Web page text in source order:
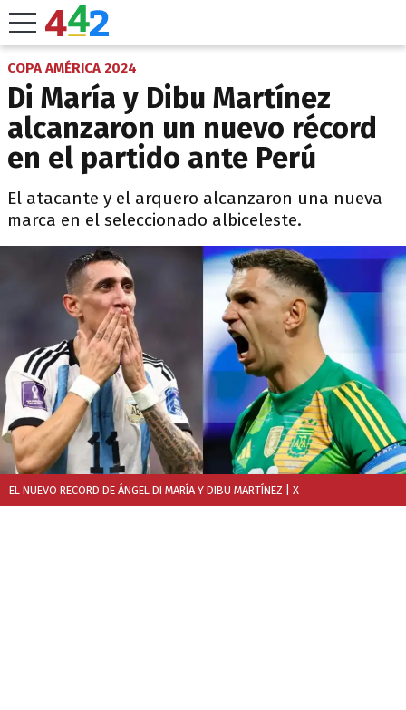
COPA AMÉRICA 2024
Di María y Dibu Martínez
alcanzaron un nuevo récord
en el partido ante Perú
El atacante y el arquero alcanzaron una nueva
marca en el seleccionado albiceleste.
EL NUEVO RECORD DE ÁNGEL DI MARÍA Y DIBU MARTÍNEZ | X